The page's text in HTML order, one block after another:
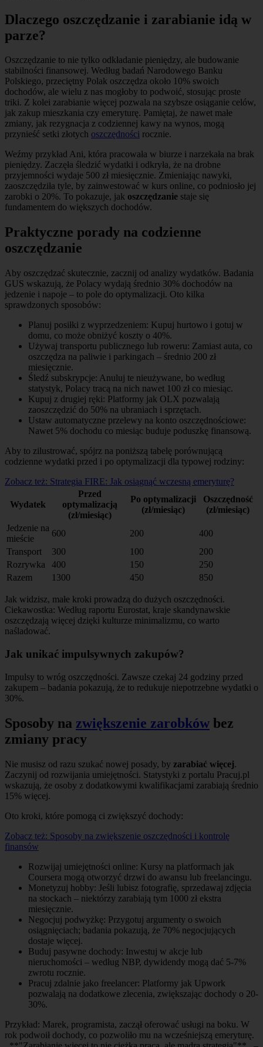
Dlaczego oszczędzanie i zarabianie idą w
parze?
Oszczędzanie to nie tylko odkładanie pieniędzy, ale budowanie
stabilności finansowej. Według badań Narodowego Banku
Polskiego, przeciętny Polak oszczędza około 10% swoich
dochodów, ale wielu z nas mogłoby to podwoić, stosując proste
triki. Z kolei zarabianie więcej pozwala na szybsze osiąganie celów,
jak zakup mieszkania czy emeryturę. Pamiętaj, że nawet małe
zmiany, jak rezygnacja z codziennej kawy na wynos, mogą
przynieść setki złotych oszczędności rocznie.
Weźmy przykład Ani, która pracowała w biurze i narzekała na brak
pieniędzy. Zaczęła śledzić wydatki i odkryła, że na drobne
przyjemności wydaje 500 zł miesięcznie. Zmieniając nawyki,
zaoszczędziła tyle, by zainwestować w kurs online, co podniosło jej
zarobki o 20%. To pokazuje, jak oszczędzanie staje się
fundamentem do większych dochodów.
Praktyczne porady na codzienne
oszczędzanie
Aby oszczędzać skutecznie, zacznij od analizy wydatków. Badania
GUS wskazują, że Polacy wydają średnio 30% dochodów na
jedzenie i napoje – to pole do optymalizacji. Oto kilka
sprawdzonych sposobów:
Planuj posiłki z wyprzedzeniem: Kupuj hurtowo i gotuj w
domu, co może obniżyć koszty o 40%.
Używaj transportu publicznego lub roweru: Zamiast auta, co
oszczędza na paliwie i parkingach – średnio 200 zł
miesięcznie.
Śledź subskrypcje: Anuluj te nieużywane, bo według
statystyk, Polacy tracą na nich nawet 100 zł co miesiąc.
Kupuj z drugiej ręki: Platformy jak OLX pozwalają
zaoszczędzić do 50% na ubraniach i sprzętach.
Ustaw automatyczne przelewy na konto oszczędnościowe:
Nawet 5% dochodu co miesiąc buduje poduszkę finansową.
Aby to zilustrować, spójrz na poniższą tabelę porównującą
codzienne wydatki przed i po optymalizacji dla typowej rodziny:
Zobacz też: Strategia FIRE: Jak osiągnąć wczesną emeryturę?
Wydatek
Przed
optymalizacją
(zł/miesiąc)
Po optymalizacji
(zł/miesiąc)
Oszczędność
(zł/miesiąc)
Jedzenie na
mieście
600 200
400
Transport
300 100
200
Rozrywka
400 150
250
Razem
1300 450 850
Jak widzisz, małe kroki prowadzą do dużych oszczędności.
Ciekawostka: Według raportu Eurostat, kraje skandynawskie
oszczędzają więcej dzięki kulturze minimalizmu, co warto
naśladować.
Jak unikać impulsywnych zakupów?
Impulsy to wróg oszczędności. Zawsze czekaj 24 godziny przed
zakupem – badania pokazują, że to redukuje niepotrzebne wydatki o
30%.
Sposoby na zwiększenie zarobków bez
zmiany pracy
Nie musisz od razu szukać nowej posady, by zarabiać więcej.
Zaczynij od rozwijania umiejętności. Statystyki z portalu Pracuj.pl
wskazują, że osoby z dodatkowymi kwalifikacjami zarabiają średnio
15% więcej.
Oto kroki, które pomogą ci zwiększyć dochody:
Zobacz też: Sposoby na zwiększenie oszczędności i kontrolę
finansów
Rozwijaj umiejętności online: Kursy na platformach jak
Coursera mogą otworzyć drzwi do awansu lub freelancingu.
Monetyzuj hobby: Jeśli lubisz fotografię, sprzedawaj zdjęcia
na stockach – niektórzy zarabiają tym 1000 zł ekstra
miesięcznie.
Negocjuj podwyżkę: Przygotuj argumenty o swoich
osiągnięciach; badania pokazują, że 70% negocjujących
dostaje więcej.
Buduj pasywne dochody: Inwestuj w akcje lub
nieruchomości – według NBP, dywidendy mogą dać 5-7%
zwrotu rocznie.
Pracuj zdalnie jako freelancer: Platformy jak Upwork
pozwalają na dodatkowe zlecenia, zwiększając dochody o 20-
30%.
Przykład: Marek, programista, zaczął oferować usługi na boku. W
rok podwoił dochody, co pozwoliło mu na wcześniejszą emeryturę.